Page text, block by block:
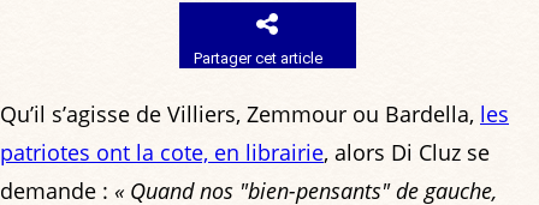
Partager cet article
Qu’il s’agisse de Villiers, Zemmour ou Bardella, les
patriotes ont la cote, en librairie, alors Di Cluz se
demande : « Quand nos "bien-pensants" de gauche,